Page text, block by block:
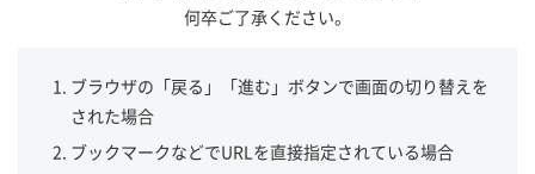
何卒ご了承ください。
ブラウザの「戻る」「進む」ボタンで画面の切り替えを
された場合
ブックマークなどでURLを直接指定されている場合